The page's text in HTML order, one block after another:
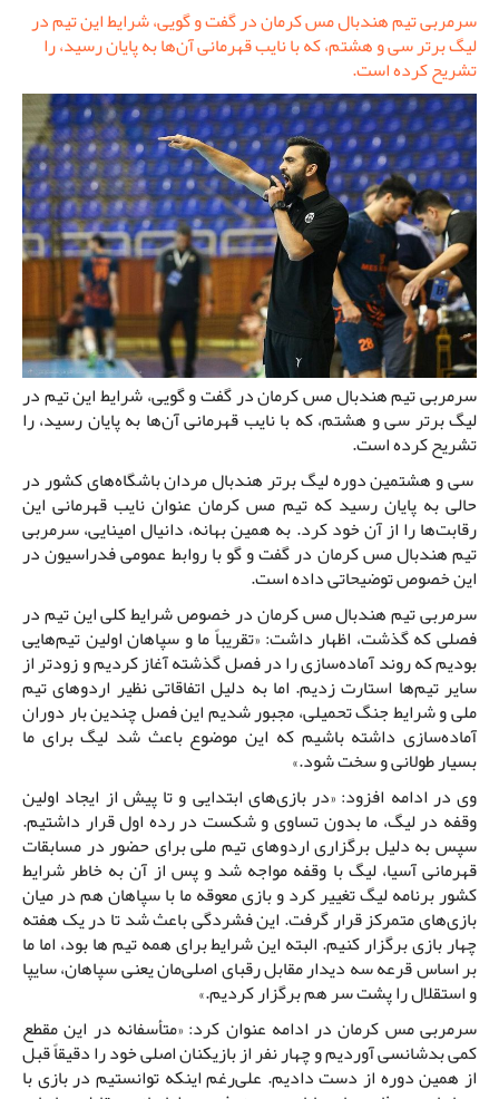
سرمربی تیم هندبال مس کرمان در گفت و گویی، شرایط این تیم در
لیگ برتر سی و هشتم، که با نایب قهرمانی آن‌ها به پایان رسید، را
تشریح کرده است.
سرمربی تیم هندبال مس کرمان در گفت و گویی، شرایط این تیم در
لیگ برتر سی و هشتم، که با نایب قهرمانی آن‌ها به پایان رسید، را
تشریح کرده است.
سی و هشتمین دوره لیگ برتر هندبال مردان باشگاه‌های کشور در
حالی به پایان رسید که تیم مس کرمان عنوان نایب قهرمانی این
رقابت‌ها را از آن خود کرد. به همین بهانه، دانیال امینایی، سرمربی
تیم هندبال مس کرمان در گفت و گو با روابط عمومی فدراسیون در
این خصوص توضیحاتی داده است.
سرمربی تیم هندبال مس کرمان در خصوص شرایط کلی این تیم در
فصلی که گذشت، اظهار داشت: «تقریباً ما و سپاهان اولین تیم‌هایی
بودیم که روند آماده‌سازی را در فصل گذشته آغاز کردیم و زودتر از
سایر تیم‌ها استارت زدیم. اما به دلیل اتفاقاتی نظیر اردوهای تیم
ملی و شرایط جنگ تحمیلی، مجبور شدیم این فصل چندین بار دوران
آماده‌سازی داشته باشیم که این موضوع باعث شد لیگ برای ما
بسیار طولانی و سخت شود.»
وی در ادامه افزود: «در بازی‌های ابتدایی و تا پیش از ایجاد اولین
وقفه در لیگ، ما بدون تساوی و شکست در رده اول قرار داشتیم.
سپس به دلیل برگزاری اردوهای تیم ملی برای حضور در مسابقات
قهرمانی آسیا، لیگ با وقفه مواجه شد و پس از آن به خاطر شرایط
کشور برنامه‌ لیگ تغییر کرد و بازی معوقه ما با سپاهان هم در میان
بازی‌های متمرکز قرار گرفت. این فشردگی باعث شد تا در یک هفته
چهار بازی برگزار کنیم. البته این شرایط برای همه تیم ها بود، اما ما
بر اساس قرعه سه دیدار مقابل رقبای اصلی‌مان یعنی سپاهان، سایپا
و استقلال را پشت سر هم برگزار کردیم.»
سرمربی مس کرمان در ادامه عنوان کرد: «متأسفانه در این مقطع
کمی بدشانسی آوردیم و چهار نفر از بازیکنان اصلی خود را دقیقاً قبل
از همین دوره از دست دادیم. علی‌رغم اینکه توانستیم در بازی با